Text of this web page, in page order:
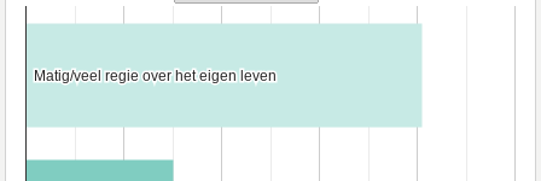
Matig/veel regie over het eigen leven
Matig/veel regie over het eigen leven